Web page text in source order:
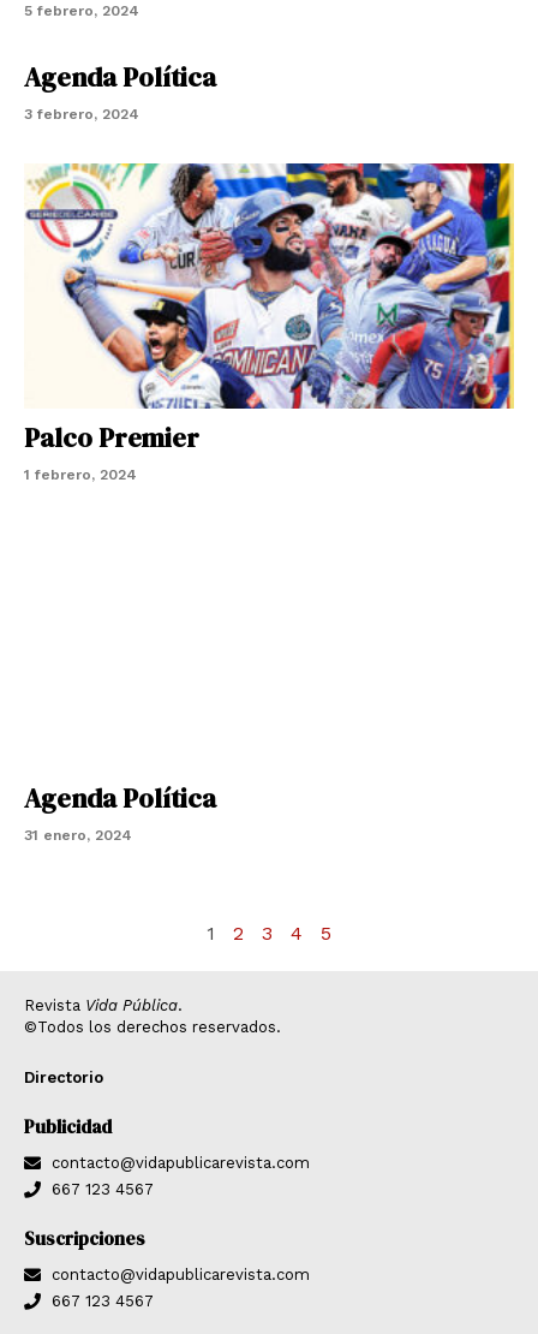
5 febrero, 2024
Agenda Política
3 febrero, 2024
Palco Premier
1 febrero, 2024
Agenda Política
31 enero, 2024
1 2 3 4 5
Revista Vida Pública.
©Todos los derechos reservados.
Directorio
Publicidad
contacto@vidapublicarevista.com
667 123 4567
Suscripciones
contacto@vidapublicarevista.com
667 123 4567